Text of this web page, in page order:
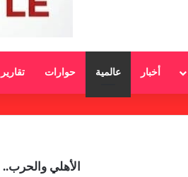
أخبار عالمية حوارات تقارير
الأهلي والحرب.. 5 علامات تشير لإلغاء بطولة كأس أمم أفريقيا